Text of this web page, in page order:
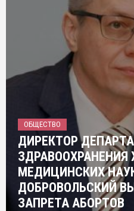
ОБЩЕСТВО
ДИРЕКТОР
МЕДИЦИНСКИХ
ДОБРОВОЛЬСКИЙ
ЗАПРЕТА АБОРТОВ